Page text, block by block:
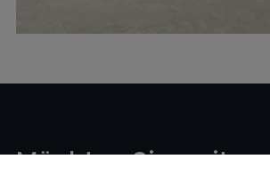
Möchten Sie weitere